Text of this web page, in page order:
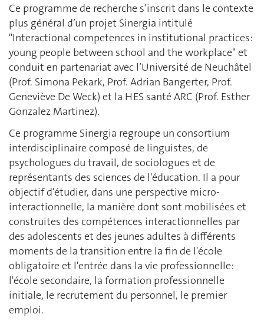
Ce programme de recherche s’inscrit dans le contexte
plus général d’un projet Sinergia intitulé
"Interactional competences in institutional practices:
young people between school and the workplace" et
conduit en partenariat avec l’Université de Neuchâtel
(Prof. Simona Pekark, Prof. Adrian Bangerter, Prof.
Geneviève De Weck) et la HES santé ARC (Prof. Esther
Gonzalez Martinez).
Ce programme Sinergia regroupe un consortium
interdisciplinaire composé de linguistes, de
psychologues du travail, de sociologues et de
représentants des sciences de l'éducation. Il a pour
objectif d'étudier, dans une perspective micro-
interactionnelle, la manière dont sont mobilisées et
construites des compétences interactionnelles par
des adolescents et des jeunes adultes à différents
moments de la transition entre la fin de l'école
obligatoire et l'entrée dans la vie professionnelle:
l'école secondaire, la formation professionnelle
initiale, le recrutement du personnel, le premier
emploi.